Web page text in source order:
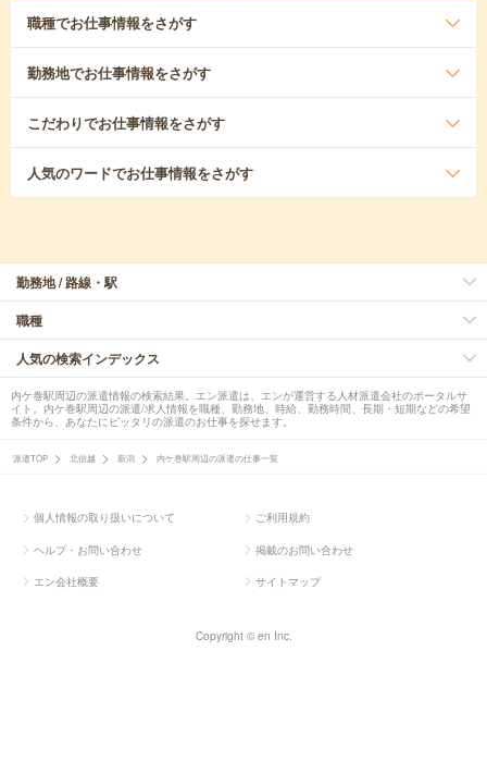
職種でお仕事情報をさがす
勤務地でお仕事情報をさがす
こだわりでお仕事情報をさがす
人気のワードでお仕事情報をさがす
勤務地 / 路線・駅
職種
人気の検索インデックス
内ケ巻駅周辺の派遣情報の検索結果。エン派遣は、エンが運営する人材派遣会社のポータルサ
イト。内ケ巻駅周辺の派遣/求人情報を職種、勤務地、時給、勤務時間、長期・短期などの希望
条件から、あなたにピッタリの派遣のお仕事を探せます。
派遣TOP 北信越 新潟 内ケ巻駅周辺の派遣の仕事一覧
個人情報の取り扱いについて ご利用規約
ヘルプ・お問い合わせ 掲載のお問い合わせ
エン会社概要 サイトマップ
Copyright © en Inc.